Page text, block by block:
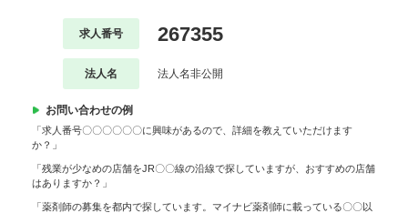
求人番号 267355
法人名 法人名非公開
お問い合わせの例
「求人番号〇〇〇〇〇〇に興味があるので、詳細を教えていただけます
か？」
「残業が少なめの店舗をJR〇〇線の沿線で探していますが、おすすめの店舗
はありますか？」
「薬剤師の募集を都内で探しています。マイナビ薬剤師に載っている〇〇以